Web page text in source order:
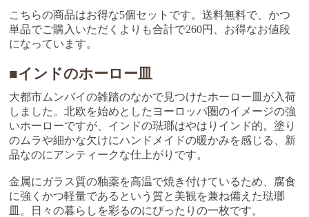
こちらの商品はお得な5個セットです。送料無料で、かつ
単品でご購入いただくよりも合計で260円、お得なお値段
になっています。
■インドのホーロー皿
大都市ムンバイの雑踏のなかで見つけたホーロー皿が入荷
しました。北欧を始めとしたヨーロッパ圏のイメージの強
いホーローですが、インドの琺瑯はやはりインド的。塗り
のムラや細かな欠けにハンドメイドの暖かみを感じる、新
品なのにアンティークな仕上がりです。
金属にガラス質の釉薬を高温で焼き付けているため、腐食
に強くかつ軽量であるという質と美観を兼ね備えた琺瑯
皿。日々の暮らしを彩るのにぴったりの一枚です。